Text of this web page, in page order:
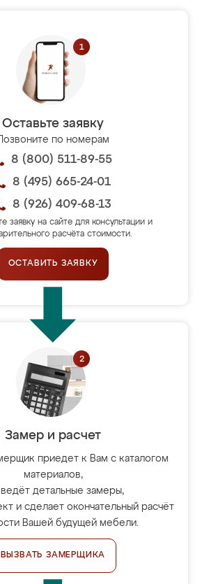
Оставьте заявку
Позвоните по номерам
8 (800) 511-89-55
8 (495) 665-24-01
8 (926) 409-68-13
заявку на сайте для консультации и
расчёта стоимости.
ОСТАВИТЬ ЗАЯВКУ
Замер и расчет
приедет к Вам с каталогом
материалов,
детальные замеры,
и сделает окончательный расчёт
Вашей будущей мебели.
ВЫЗВАТЬ ЗАМЕРЩИКА